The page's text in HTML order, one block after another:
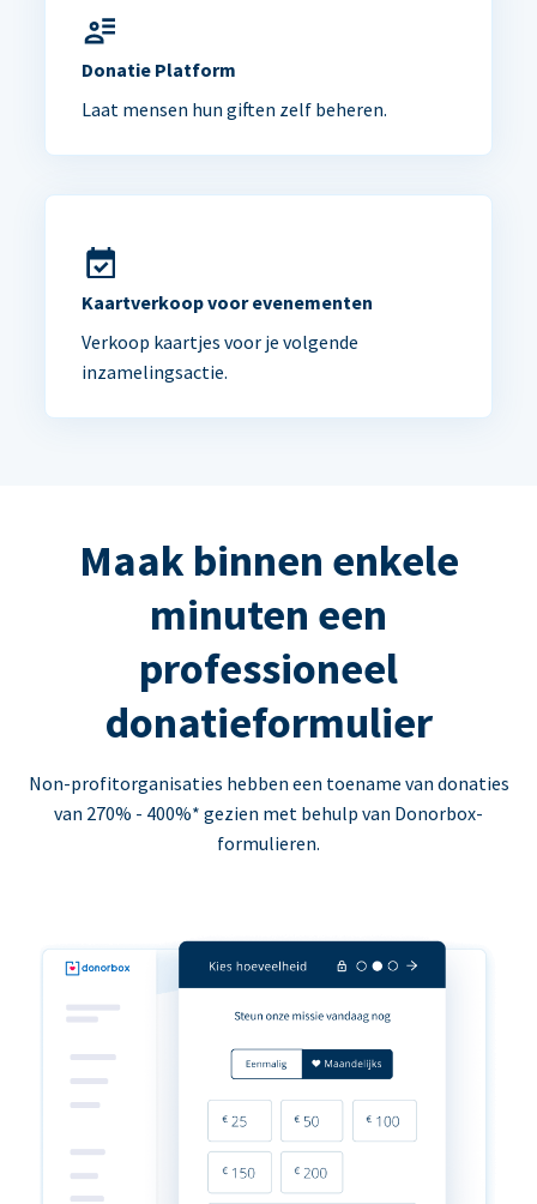
Donatie Platform
Laat mensen hun giften zelf beheren.
Kaartverkoop voor evenementen
Verkoop kaartjes voor je volgende
inzamelingsactie.
Maak binnen enkele
minuten een
professioneel
donatieformulier
Non-profitorganisaties hebben een toename van donaties
van 270% - 400%* gezien met behulp van Donorbox-
formulieren.